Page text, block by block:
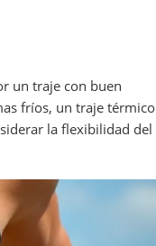
un traje con buen
fríos, un traje térmico
la flexibilidad del